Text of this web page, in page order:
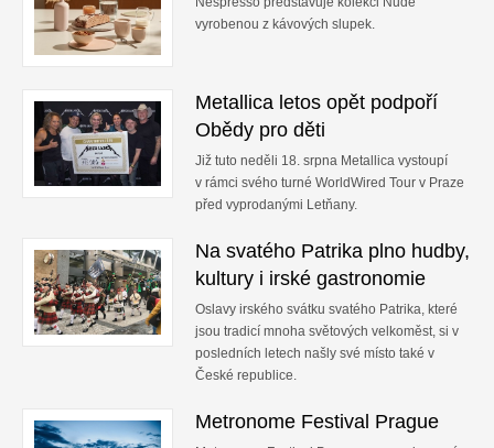
vyrobenou z kávových slupek.
Metallica letos opět podpoří
Obědy pro děti
Již tuto neděli 18. srpna Metallica vystoupí
v rámci svého turné WorldWired Tour v Praze
před vyprodanými Letňany.
Na svatého Patrika plno hudby,
kultury i irské gastronomie
Oslavy irského svátku svatého Patrika, které
jsou tradicí mnoha světových velkoměst, si v
posledních letech našly své místo také v
České republice.
Metronome Festival Prague